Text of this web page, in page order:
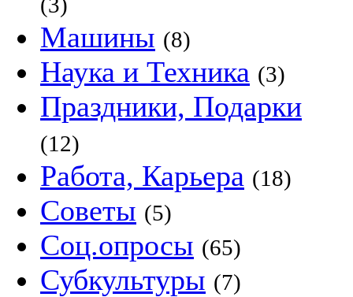
Машины (8)
Наука и Техника (3)
Праздники, Подарки
(12)
Работа, Карьера (18)
Советы (5)
Соц.опросы (65)
Субкультуры (7)